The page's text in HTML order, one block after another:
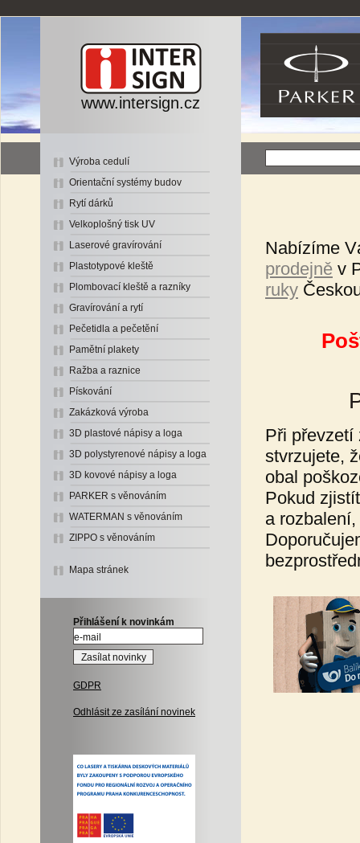
www.intersign.cz
Výroba cedulí
Orientační systémy budov
Rytí dárků
Velkoplošný tisk UV
Laserové gravírování
Plastotypové kleště
Plombovací kleště a razníky
Gravírování a rytí
Pečetidla a pečetění
Pamětní plakety
Ražba a raznice
Pískování
Zakázková výroba
3D plastové nápisy a loga
3D polystyrenové nápisy a loga
3D kovové nápisy a loga
PARKER s věnováním
WATERMAN s věnováním
ZIPPO s věnováním
Mapa stránek
Přihlášení k novinkám
GDPR
Odhlásit ze zasílání novinek
Nabízíme
prodejně v
ruky
Při převzetí
stvrzujete,
obal
Pokud
a